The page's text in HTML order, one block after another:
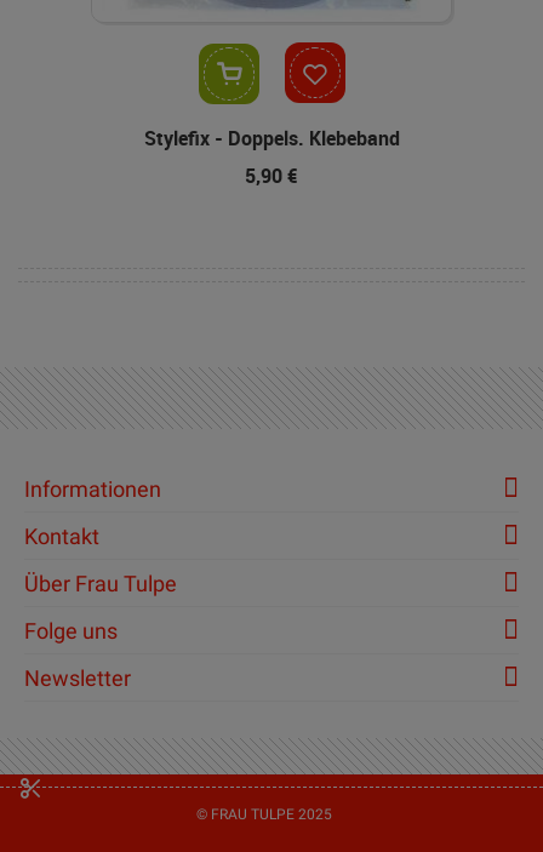
Stylefix - Doppels. Klebeband
5,90 €
Informationen
Kontakt
Über Frau Tulpe
Folge uns
Newsletter
© FRAU TULPE 2025